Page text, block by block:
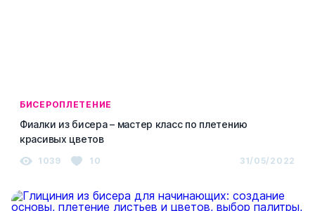
БИСЕРОПЛЕТЕНИЕ
Фиалки из бисера – мастер класс по плетению
красивых цветов
1039 10 31/05/2022